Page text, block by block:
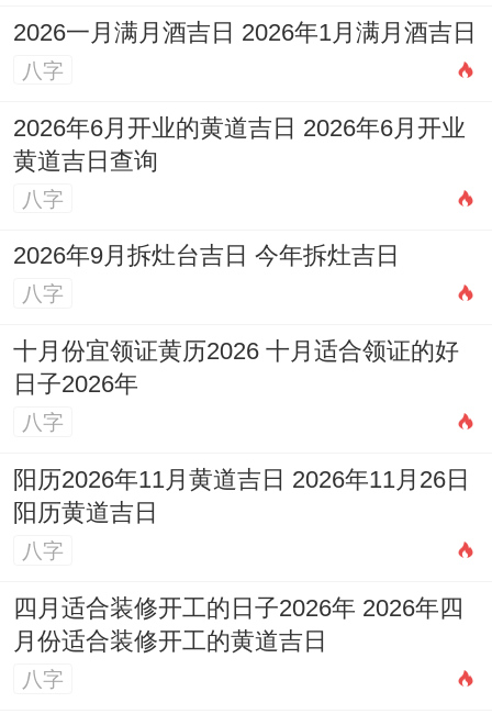
2026一月满月酒吉日 2026年1月满月酒吉日
八字
2026年6月开业的黄道吉日 2026年6月开业
黄道吉日查询
八字
2026年9月拆灶台吉日 今年拆灶吉日
八字
十月份宜领证黄历2026 十月适合领证的好
日子2026年
八字
阳历2026年11月黄道吉日 2026年11月26日
阳历黄道吉日
八字
四月适合装修开工的日子2026年 2026年四
月份适合装修开工的黄道吉日
八字